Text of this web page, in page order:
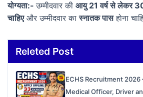
योग्यता:-उम्मीदवार की आयु 21 वर्ष से लेकर 30
चाहिएऔर उम्मीदवार कास्नातक पासहोना
Releted Post
ECHS Recruitment
Medical Officer, Driver